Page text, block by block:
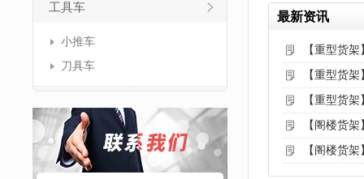
工具车
小推车
刀具车
最新资讯
【重型货
【重型货
【重型货
【阁楼货
【阁楼货